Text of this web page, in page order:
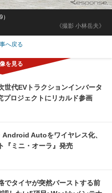
《撮影 小林岳夫》
へ戻る
世代EVトラクションインバータ
プロジェクトにリカルド参画
Autoをワイヤレス化、
『ミニ・オーラ』発売
でタイヤが突然バーストする前